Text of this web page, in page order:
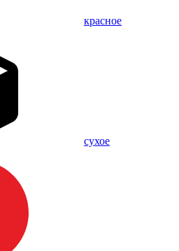
красное
сухое